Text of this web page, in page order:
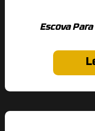
Escova